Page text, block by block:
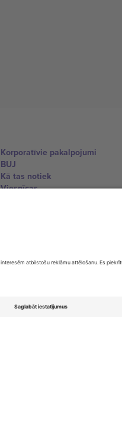
Korporatīvie pakalpojumi
BUJ
Kā tas notiek
Viesnīcas